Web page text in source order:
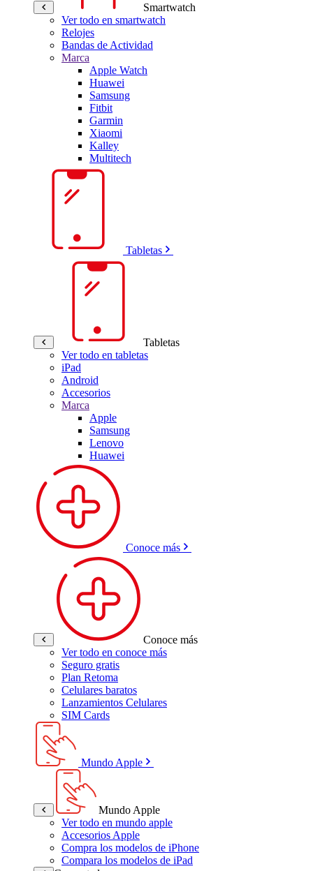
Smartwatch
Ver todo en smartwatch
Relojes
Bandas de Actividad
Marca
Apple Watch
Huawei
Samsung
Fitbit
Garmin
Xiaomi
Kalley
Multitech
Tabletas
Tabletas
Ver todo en tabletas
iPad
Android
Accesorios
Marca
Apple
Samsung
Lenovo
Huawei
Conoce más
Conoce más
Ver todo en conoce más
Seguro gratis
Plan Retoma
Celulares baratos
Lanzamientos Celulares
SIM Cards
Mundo Apple
Mundo Apple
Ver todo en mundo apple
Accesorios Apple
Compra los modelos de iPhone
Compara los modelos de iPad